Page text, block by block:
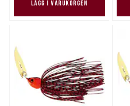
LÄGG I VARUKORGEN